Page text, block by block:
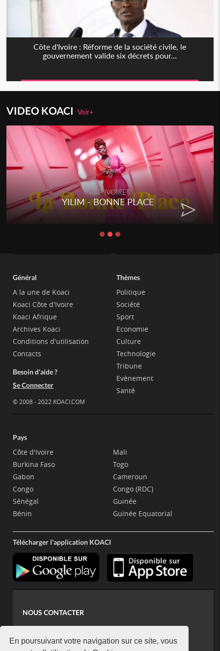
En poursuivant votre navigation sur ce site, vous
Côte d'Ivoire : Réforme de la société civile, le
gouvernement valide six décrets pour...
VIDEO KOACIVoir+
RAP IVOIRE
YILIM - BONNE PLACE
Général
A la une de Koaci
Koaci Côte d'Ivoire
Koaci Afrique
Archives Koaci
Conditions d'utilisation
Contacts
Besoin d'aide ?
Se Connecter
© 2008 - 2022 KOACI.COM
Thèmes
Politique
Société
Sport
Economie
Culture
Technologie
Tribune
Evènement
Santé
Pays
Côte d'Ivoire
Burkina Faso
Gabon
Congo
Sénégal
Bénin
Mali
Togo
Cameroun
Congo (RDC)
Guinée
Guinée Equatorial
Télécharger l'application KOACI
NOUS CONTACTER
koaci@yahoo.fr